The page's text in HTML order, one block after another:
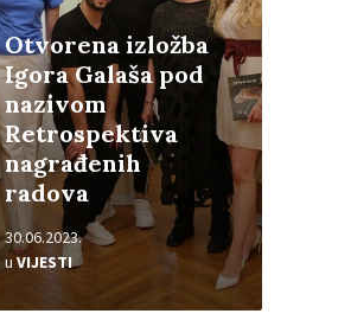
Otvorena izložba
Igora Galaša pod
nazivom
Retrospektiva
nagrađenih
radova
30.06.2023.
u VIJESTI